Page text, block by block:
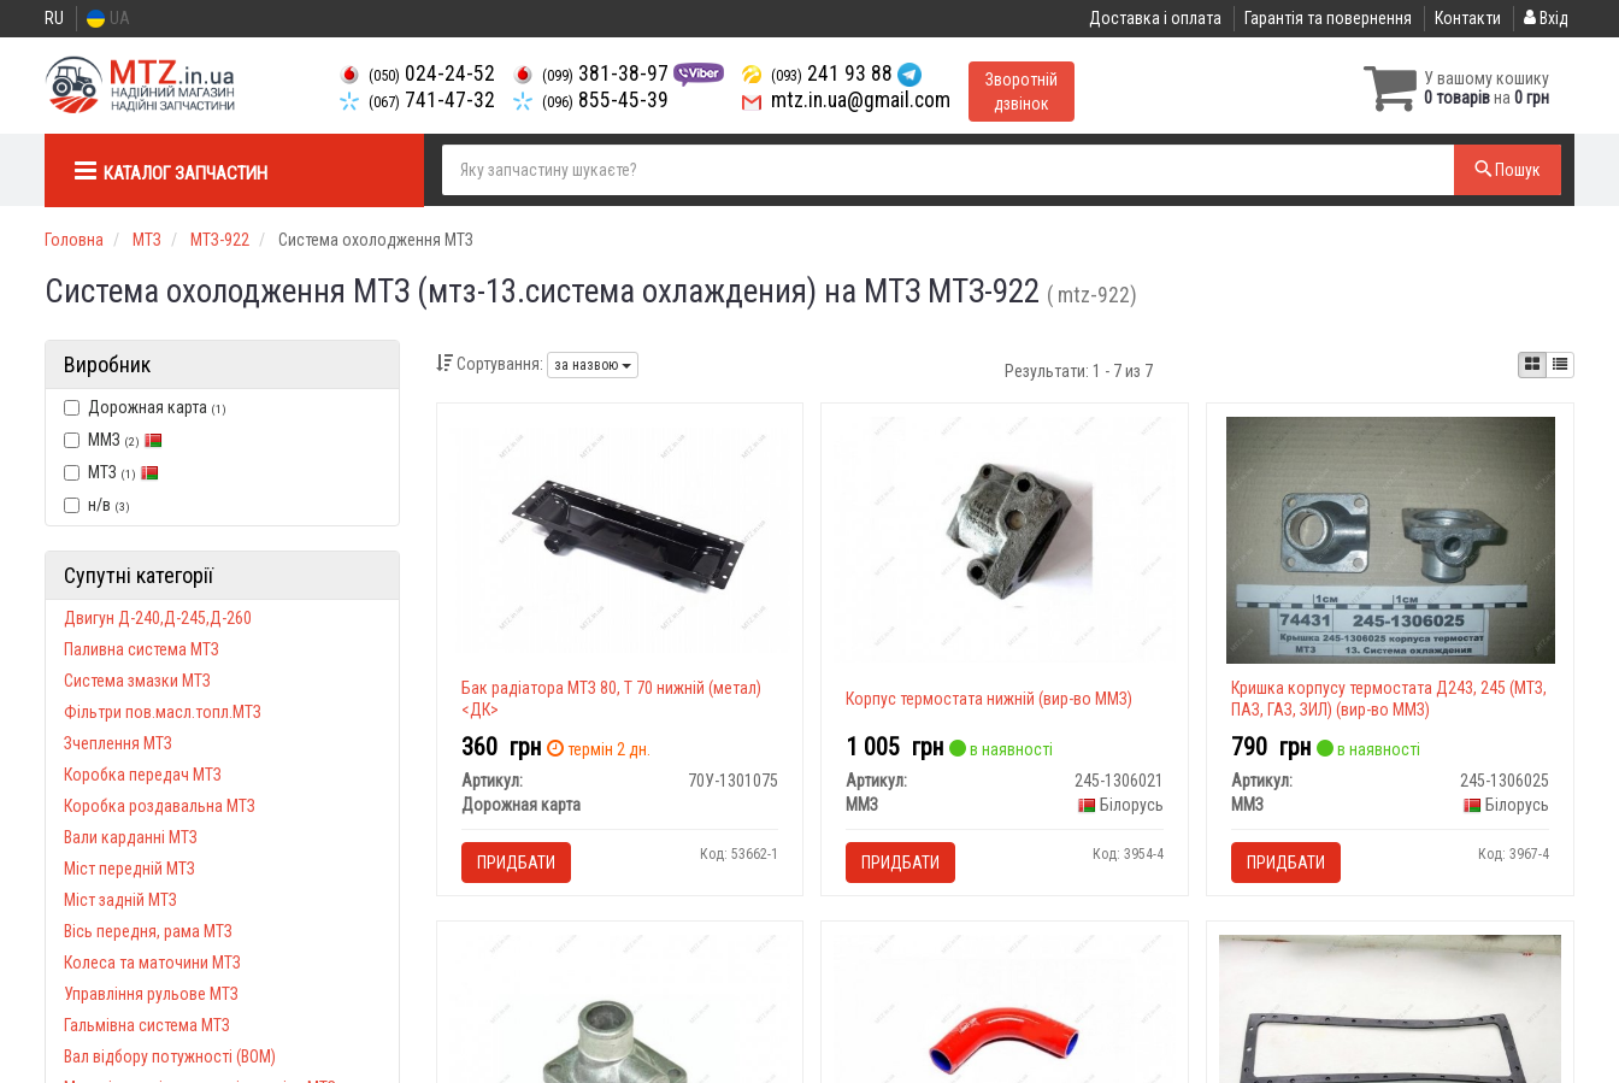
RU UA Доставка і оплата Гарантія та повернення Контакти Вхід
(050) 024-24-52
(067) 741-47-32
(099) 381-38-97
(096) 855-45-39
(093) 241 93 88
mtz.in.ua@gmail.com
Зворотній
дзвінок
У вашому кошику
0 товарівна 0 грн
КАТАЛОГ ЗАПЧАСТИН Пошук
Головна МТЗ МТЗ-922 Система охолодження МТЗ
Система охолодження МТЗ (мтз-13.система охлаждения) на МТЗ МТЗ-922 ( mtz-922)
Виробник
Дорожная карта (1)
ММЗ (2)
МТЗ (1)
н/в (3)
Супутні категорії
Двигун Д-240,Д-245,Д-260
Паливна система МТЗ
Система змазки МТЗ
Фільтри пов.масл.топл.МТЗ
Зчеплення МТЗ
Коробка передач МТЗ
Коробка роздавальна МТЗ
Вали карданні МТЗ
Міст передній МТЗ
Міст задній МТЗ
Вісь передня, рама МТЗ
Колеса та маточини МТЗ
Управління рульове МТЗ
Гальмівна система МТЗ
Вал відбору потужності (ВОМ)
Сортування: за назвою Результати: 1 - 7 из 7
Бак радіатора МТЗ 80, Т 70 нижній (метал)
<ДК>
360 грн
термін 2 дн.
Артикул:
70У-1301075
Дорожная карта
ПРИДБАТИ Код: 53662-1
Корпуc термостата нижній (вир-во ММЗ)
1 005 грн
в наявності
Артикул:
245-1306021
ММЗ
Білорусь
ПРИДБАТИ Код: 3954-4
Кришка корпусу термостата Д243, 245 (МТЗ,
ПАЗ, ГАЗ, ЗИЛ) (вир-во ММЗ)
790 грн
в наявності
Артикул:
245-1306025
ММЗ
Білорусь
ПРИДБАТИ Код: 3967-4